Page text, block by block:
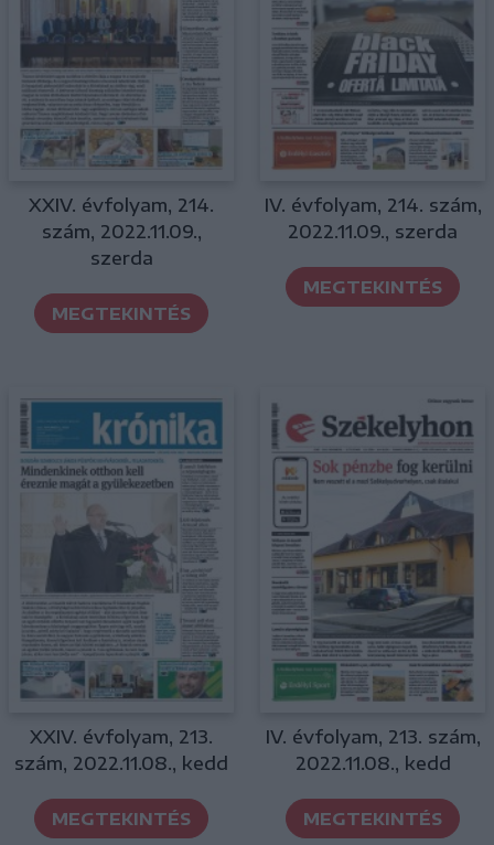
XXIV. évfolyam, 214.
szám, 2022.11.09.,
szerda
MEGTEKINTÉS
IV. évfolyam, 214. szám,
2022.11.09., szerda
MEGTEKINTÉS
XXIV. évfolyam, 213.
szám, 2022.11.08., kedd
MEGTEKINTÉS
IV. évfolyam, 213. szám,
2022.11.08., kedd
MEGTEKINTÉS